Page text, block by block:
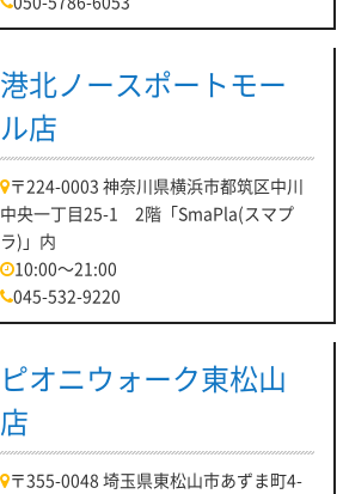
港北ノースポートモー
ル店
〒224-0003 神奈川県横浜市都筑区中川
中央一丁目25-1 2階「SmaPla(スマプ
ラ)」内
10:00～21:00
045-532-9220
ピオニウォーク東松山
店
〒355-0048 埼玉県東松山市あずま町4-